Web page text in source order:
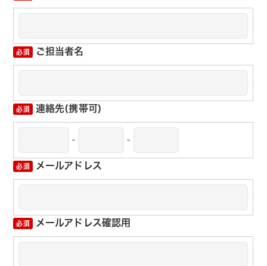
ご担当者名
連絡先(携帯可)
- -
メールアドレス
メールアドレス確認用